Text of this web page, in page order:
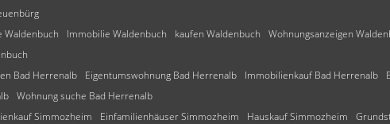
Waldenbuch Immobilie Waldenbuch kaufen Waldenbuch Wohnungsanzeigen
Bad Herrenalb Eigentumswohnung Bad Herrenalb Immobilienkauf Bad Herrenalb
Wohnung suche Bad Herrenalb
Simmozheim Einfamilienhäuser Simmozheim Hauskauf Simmozheim